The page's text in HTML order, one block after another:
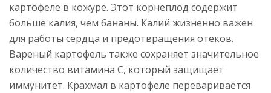
картофеле в кожуре. Этот корнеплод содержит
больше калия, чем бананы. Калий жизненно важен
для работы сердца и предотвращения отеков.
Вареный картофель также сохраняет значительное
количество витамина C, который защищает
иммунитет. Крахмал в картофеле переваривается